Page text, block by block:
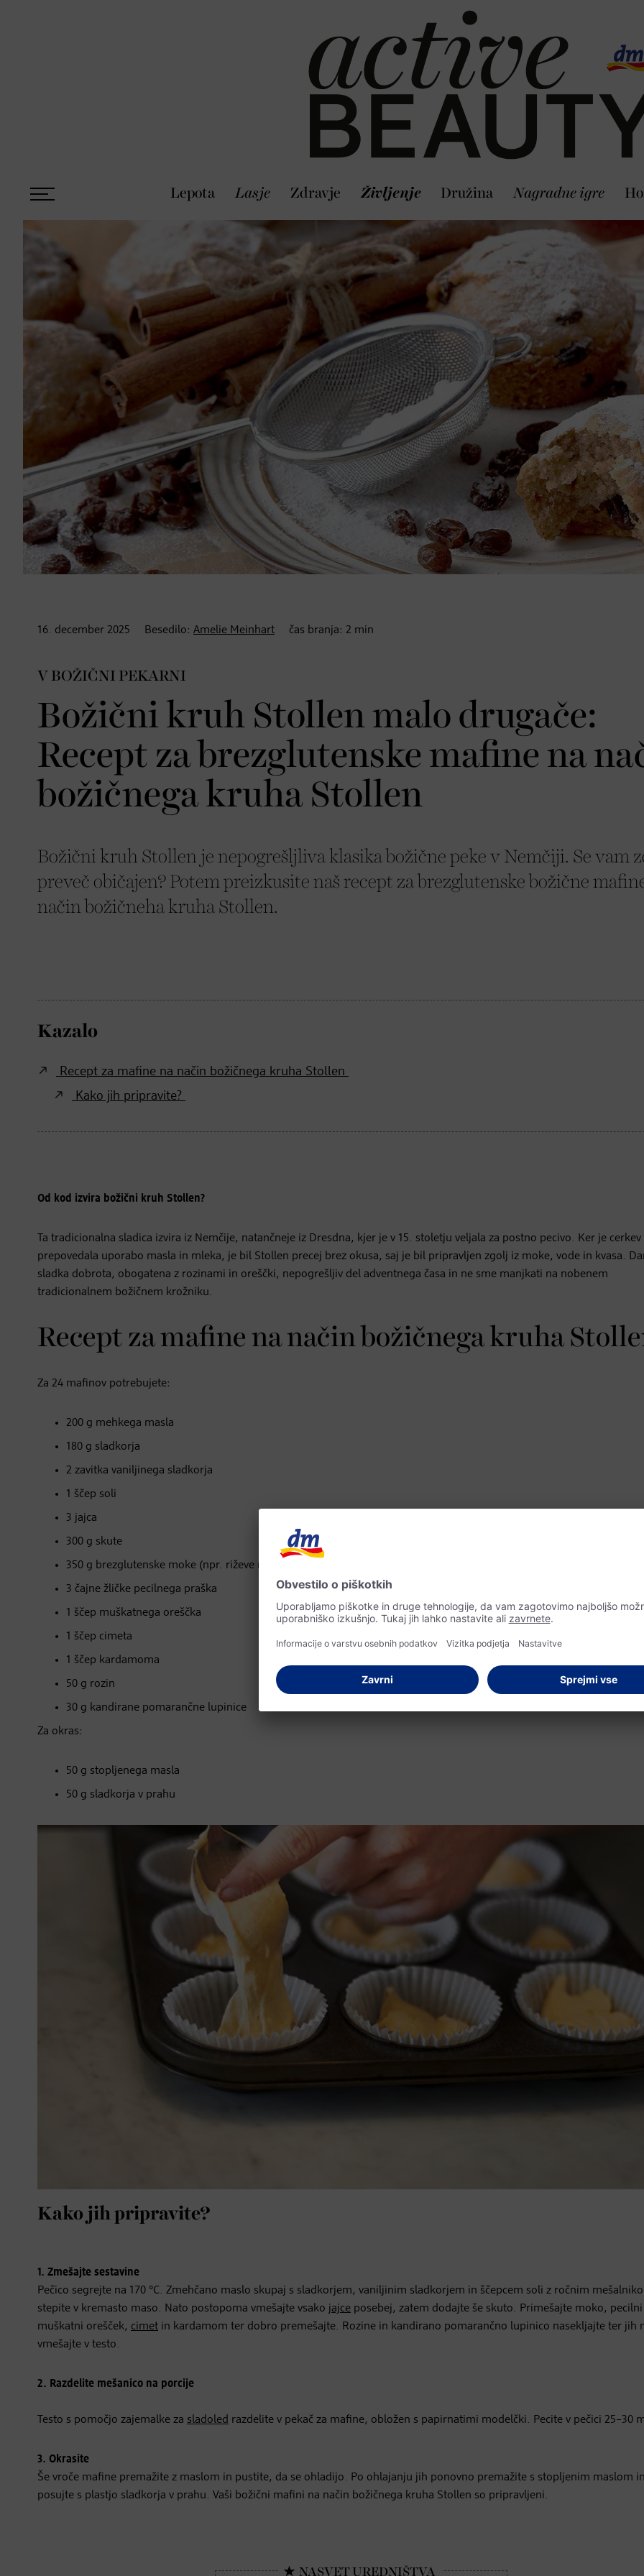
Lepota Lasje Zdravje Življenje Družina Nagradne igre
16. december 2025 Besedilo: Amelie Meinhart čas branja: 2 min
V BOŽIČNI PEKARNI
Božični kruh Stollen malo drugače:
Recept za brezglutenske mafine na
božičnega kruha Stollen
Božični kruh Stollen je nepogrešljliva klasika božične peke v Nemčiji. Se vam
preveč običajen? Potem preizkusite naš recept za brezglutenske božične
način božičneha kruha Stollen.
Kazalo
Recept za mafine na način božičnega kruha Stollen
Kako jih pripravite?
Od kod izvira božični kruh Stollen?
Ta tradicionalna sladica izvira iz Nemčije, natančneje iz Dresdna, kjer je v 15. stoletju veljala za postno pecivo. Ker je
prepovedala uporabo masla in mleka, je bil Stollen precej brez okusa, saj je bil pripravljen zgolj iz moke, vode in kvasa.
sladka dobrota, obogatena z rozinami in oreščki, nepogrešljiv del adventnega časa in ne sme manjkati na nobenem
tradicionalnem božičnem krožniku.
Recept za mafine na način božičnega kruha
Za 24 mafinov potrebujete:
200 g mehkega masla
180 g sladkorja
2 zavitka vaniljinega sladkorja
1 ščep soli
3 jajca
300 g skute
350 g brezglutenske moke (npr. riževe moke)
3 čajne žličke pecilnega praška
1 ščep muškatnega oreščka
1 ščep cimeta
1 ščep kardamoma
50 g rozin
30 g kandirane pomarančne lupinice
Za okras:
50 g stopljenega masla
50 g sladkorja v prahu
Kako jih pripravite?
1. Zmešajte sestavine
Pečico segrejte na 170 °C. Zmehčano maslo skupaj s sladkorjem, vaniljinim sladkorjem in ščepcem soli z ročnim
stepite v kremasto maso. Nato postopoma vmešajte vsako jajce posebej, zatem dodajte še skuto. Primešajte moko,
muškatni orešček, cimet in kardamom ter dobro premešajte. Rozine in kandirano pomarančno lupinico nasekljajte ter jih
vmešajte v testo.
2. Razdelite mešanico na porcije
Testo s pomočjo zajemalke za sladoled razdelite v pekač za mafine, obložen s papirnatimi modelčki. Pecite v pečici 25–30
3. Okrasite
Še vroče mafine premažite z maslom in pustite, da se ohladijo. Po ohlajanju jih ponovno premažite s stopljenim maslom
posujte s plastjo sladkorja v prahu. Vaši božični mafini na način božičnega kruha Stollen so pripravljeni.